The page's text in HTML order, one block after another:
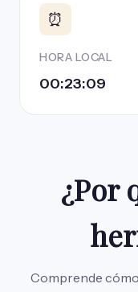
⏰
HORA LOCAL
00:23:10
¿Por
Comprende